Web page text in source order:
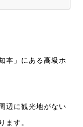
本」にある高級ホ
辺に観光地がない
ます。